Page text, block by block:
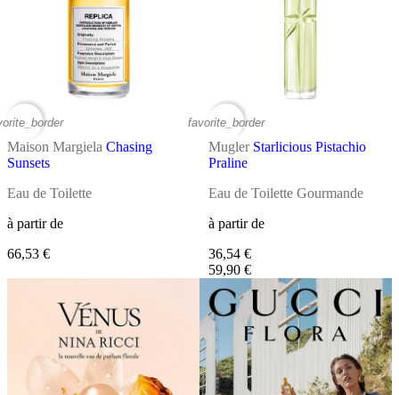
Maison Margiela Chasing
Sunsets
Eau de Toilette
à partir de
66,53 €
favorite_border
Mugler Starlicious Pistachio
Praline
Eau de Toilette Gourmande
à partir de
36,54 €
59,90 €